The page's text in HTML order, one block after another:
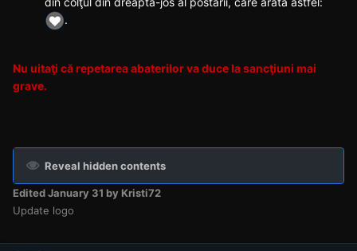
.
Nu uitaţi că repetarea abaterilor va duce la san cţiuni mai
grave.
Reveal hidden contents
EditedJanuary 31 by Kristi72
Update logo